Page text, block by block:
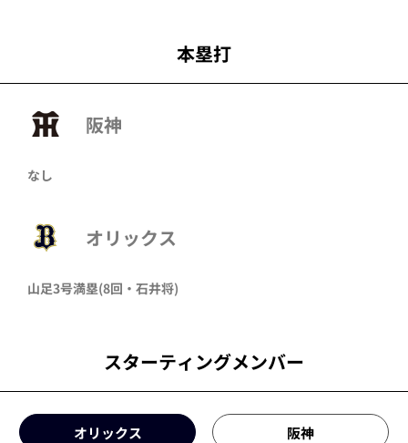
本塁打
阪神
なし
オリックス
山足3号満塁(8回・ 石井将)
スターティングメンバー
オリックス 阪神